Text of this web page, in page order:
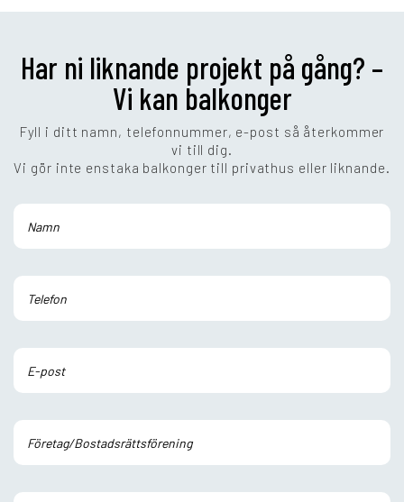
Har ni liknande projekt på gång? –
Vi kan balkonger
Fyll i ditt namn, telefonnummer, e-post så återkommer
vi till dig.
Vi gör inte enstaka balkonger till privathus eller liknande.
Lämna detta fält tomt.